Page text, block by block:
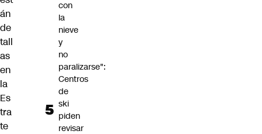
án
de
tall
as
en
la
Es
tra
te
con
la
nieve
y
no
paralizarse":
Centros
de
ski
piden
revisar